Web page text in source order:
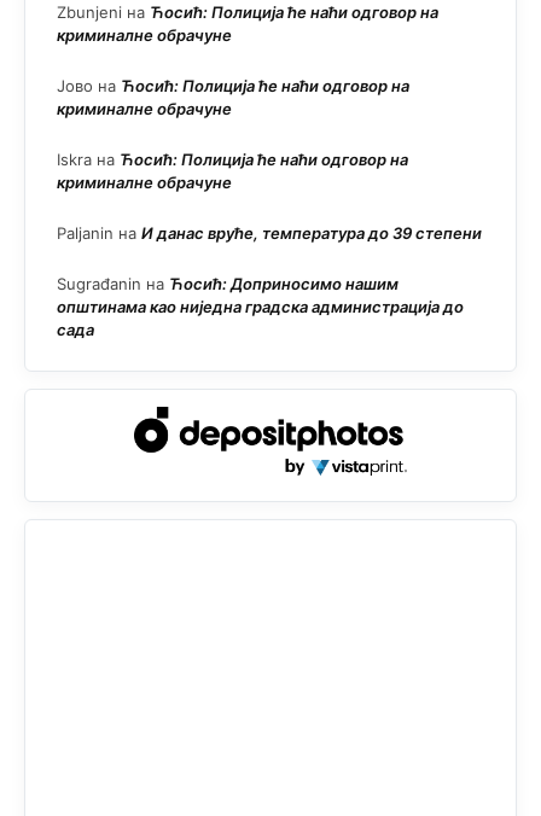
Zbunjeni на Ћосић: Полиција ће наћи одговор на
криминалне обрачуне
Јово на Ћосић: Полиција ће наћи одговор на
криминалне обрачуне
Iskra на Ћосић: Полиција ће наћи одговор на
криминалне обрачуне
Paljanin на И данас вруће, температура до 39 степени
Sugrađanin на Ћосић: Доприносимо нашим
општинама као ниједна градска администрација до
сада